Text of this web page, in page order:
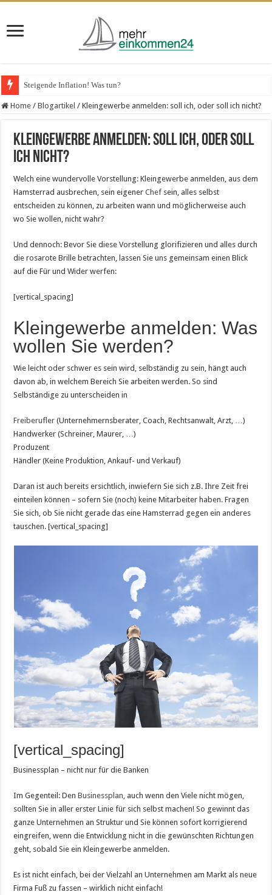
Steigende Inflation! Was tun?
Home / Blogartikel / Kleingewerbe anmelden: soll ich, oder soll ich nicht?
Kleingewerbe anmelden: soll ich, oder soll
ich nicht?
Welch eine wundervolle Vorstellung: Kleingewerbe anmelden, aus dem
Hamsterrad ausbrechen, sein eigenerChef sein, alles selbst
entscheiden zu können, zu arbeiten wann und möglicherweise auch
wo Sie wollen, nicht wahr?
Und dennoch: Bevor Sie diese Vorstellung glorifizieren und alles durch
die rosarote Brille betrachten, lassen Sie uns gemeinsam einen Blick
auf die Für und Wider werfen:
[vertical_spacing]
Kleingewerbe anmelden: Was
wollen Sie werden?
Wie leicht oder schwer es sein wird, selbständig zu sein, hängt auch
davon ab, in welchem Bereich Sie arbeiten werden. So sind
Selbständige zu unterscheiden in
Freiberufler (Unternehmernsberater, Coach, Rechtsanwalt, Arzt, …)
Handwerker (Schreiner, Maurer, …)
Produzent
Händler (Keine Produktion, Ankauf- und Verkauf)
Daran ist auch bereits ersichtlich, inwiefern Sie sich z.B. Ihre Zeit frei
einteilen können – sofern Sie (noch) keine Mitarbeiter haben. Fragen
Sie sich, ob Sie nicht gerade das eine Hamsterrad gegen ein anderes
tauschen. [vertical_spacing]
[vertical_spacing]
Businessplan – nicht nur für die Banken
Im Gegenteil: DenBusinessplan, auch wenn den Viele nicht mögen,
sollten Sie in aller erster Linie für sich selbst machen! So gewinnt das
ganze Unternehmen an Struktur und Sie können sofort korrigierend
eingreifen, wenn die Entwicklung nicht in die gewünschten Richtungen
geht, sobald Sie ein Kleingewerbe anmelden.
Es ist nicht einfach, bei der Vielzahl an Unternehmen am Markt als neue
Firma Fuß zu fassen – wirklich nicht einfach!